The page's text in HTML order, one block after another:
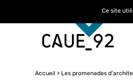
Accueil Les promenades
Ce site